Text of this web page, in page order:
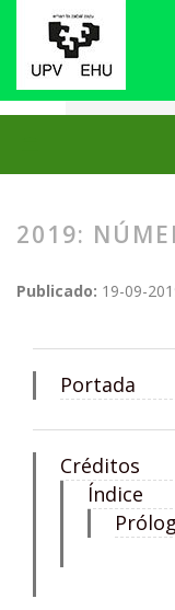
2019:
Publicado: 19-09-
Portada
Créditos
Índice